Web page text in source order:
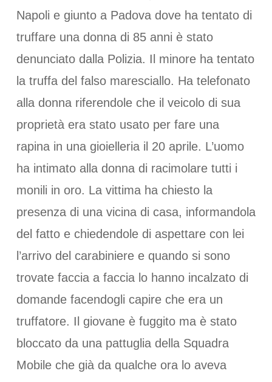
Napoli e giunto a Padova dove ha tentato di
truffare una donna di 85 anni è stato
denunciato dalla Polizia. Il minore ha tentato
la truffa del falso maresciallo. Ha telefonato
alla donna riferendole che il veicolo di sua
proprietà era stato usato per fare una
rapina in una gioielleria il 20 aprile. L’uomo
ha intimato alla donna di racimolare tutti i
monili in oro. La vittima ha chiesto la
presenza di una vicina di casa, informandola
del fatto e chiedendole di aspettare con lei
l’arrivo del carabiniere e quando si sono
trovate faccia a faccia lo hanno incalzato di
domande facendogli capire che era un
truffatore. Il giovane è fuggito ma è stato
bloccato da una pattuglia della Squadra
Mobile che già da qualche ora lo aveva